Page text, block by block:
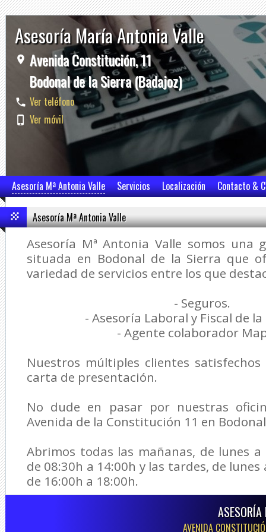
Asesoría María Antonia Valle
Avenida Constitución, 11
Bodonal de la Sierra (Badajoz)
Ver teléfono
Ver móvil
Asesoría Mª Antonia Valle Servicios Localización Contacto &
Asesoría Mª Antonia Valle
Asesoría Mª Antonia Valle somos una
situada en Bodonal de la Sierra que
variedad de servicios entre los que
- Seguros.
- Asesoría Laboral y Fiscal de
- Agente colaborador
Nuestros múltiples clientes
carta de presentación.
No dude en pasar por nuestras
Avenida de la Constitución 11 en
Abrimos todas las mañanas, de lunes
de 08:30h a 14:00h y las tardes, de
de 16:00h a 18:00h.
AVENIDA